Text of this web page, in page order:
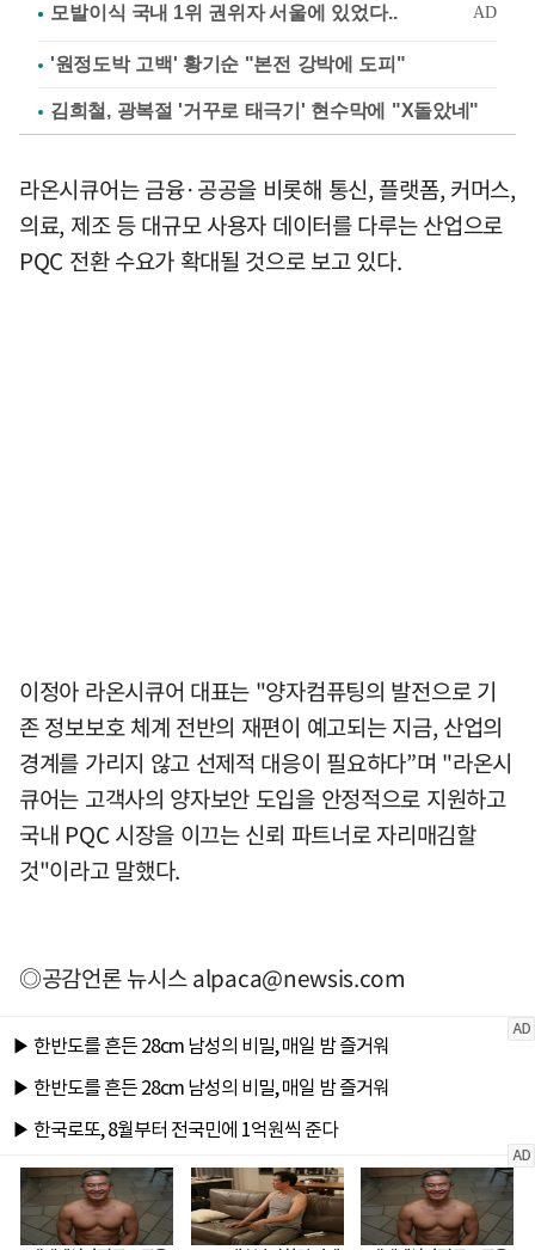
'원정도박 고백' 황기순 "본전 강박에 도피"
김희철, 광복절 '거꾸로 태극기' 현수막에 "X돌았네"
라온시큐어는 금융·공공을 비롯해 통신, 플랫폼, 커머스,
의료, 제조 등 대규모 사용자 데이터를 다루는 산업으로
PQC 전환 수요가 확대될 것으로 보고 있다.
이정아 라온시큐어 대표는 "양자컴퓨팅의 발전으로 기
존 정보보호 체계 전반의 재편이 예고되는 지금, 산업의
경계를 가리지 않고 선제적 대응이 필요하다”며 "라온시
큐어는 고객사의 양자보안 도입을 안정적으로 지원하고
국내 PQC 시장을 이끄는 신뢰 파트너로 자리매김할
것"이라고 말했다.
◎공감언론 뉴시스alpaca@newsis.com